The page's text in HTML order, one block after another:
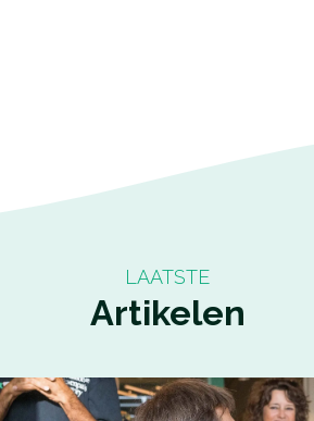
LAATSTE
Artikelen